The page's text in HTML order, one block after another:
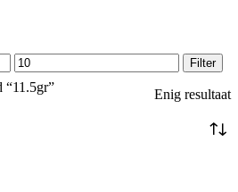
Max.
prijs
Filter
“11.5gr” Enig resultaat